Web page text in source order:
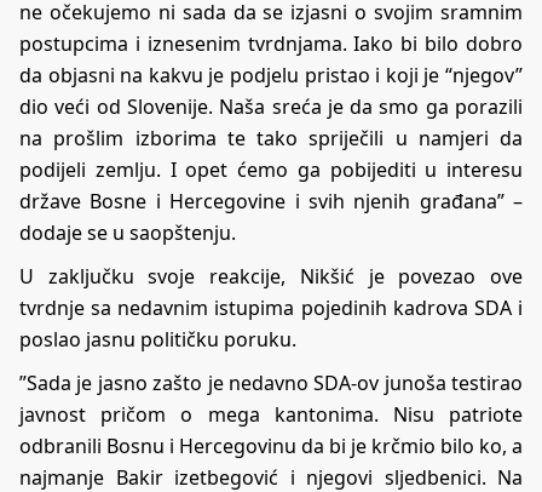
ne očekujemo ni sada da se izjasni o svojim sramnim
postupcima i iznesenim tvrdnjama. Iako bi bilo dobro
da objasni na kakvu je podjelu pristao i koji je “njegov”
dio veći od Slovenije. Naša sreća je da smo ga porazili
na prošlim izborima te tako spriječili u namjeri da
podijeli zemlju. I opet ćemo ga pobijediti u interesu
države Bosne i Hercegovine i svih njenih građana” –
dodaje se u saopštenju.
U zaključku svoje reakcije, Nikšić je povezao ove
tvrdnje sa nedavnim istupima pojedinih kadrova SDA i
poslao jasnu političku poruku.
”Sada je jasno zašto je nedavno SDA-ov junoša testirao
javnost pričom o mega kantonima. Nisu patriote
odbranili Bosnu i Hercegovinu da bi je krčmio bilo ko, a
najmanje Bakir izetbegović i njegovi sljedbenici. Na